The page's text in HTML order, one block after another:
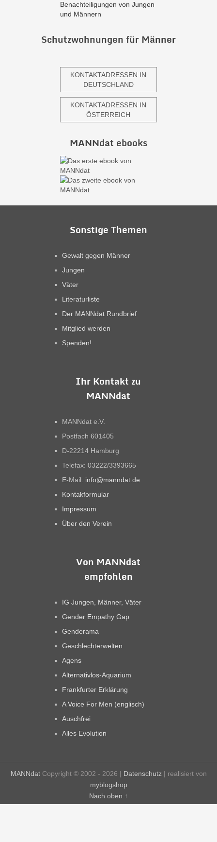
Benachteiligungen von Jungen
und Männern
Schutzwohnungen für Männer
KONTAKTADRESSEN IN
DEUTSCHLAND
KONTAKTADRESSEN IN
ÖSTERREICH
MANNdat ebooks
Sonstige Themen
Gewalt gegen Männer
Jungen
Väter
Literaturliste
Der MANNdat Rundbrief
Mitglied werden
Spenden!
Ihr Kontakt zu
MANNdat
MANNdat e.V.
Postfach 601405
D-22214 Hamburg
Telefax: 03222/3393665
E-Mail: info@manndat.de
Kontakformular
Impressum
Über den Verein
Von MANNdat
empfohlen
IG Jungen, Männer, Väter
Gender Empathy Gap
Genderama
Geschlechterwelten
Agens
Alternativlos-Aquarium
Frankfurter Erklärung
A Voice For Men (englisch)
Auschfrei
Alles Evolution
MANNdatCopyright © 2002 - 2026 | Datenschutz | realisiert von
myblogshop
Nach oben ↑